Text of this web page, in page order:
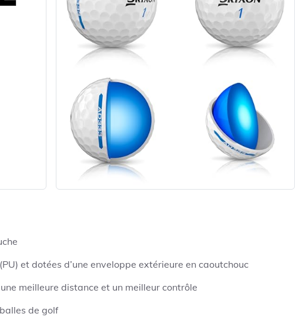
et dotées d’une enveloppe extérieure en caoutchouc
meilleure distance et un meilleur contrôle
de golf